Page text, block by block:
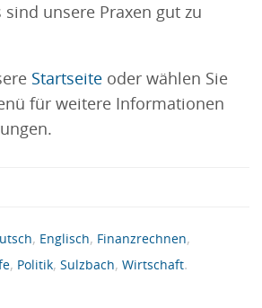
sind unsere Praxen gut zu
Startseite oder wählen Sie
für weitere Informationen
, Englisch, Finanzrechnen,
, Politik, Sulzbach, Wirtschaft.